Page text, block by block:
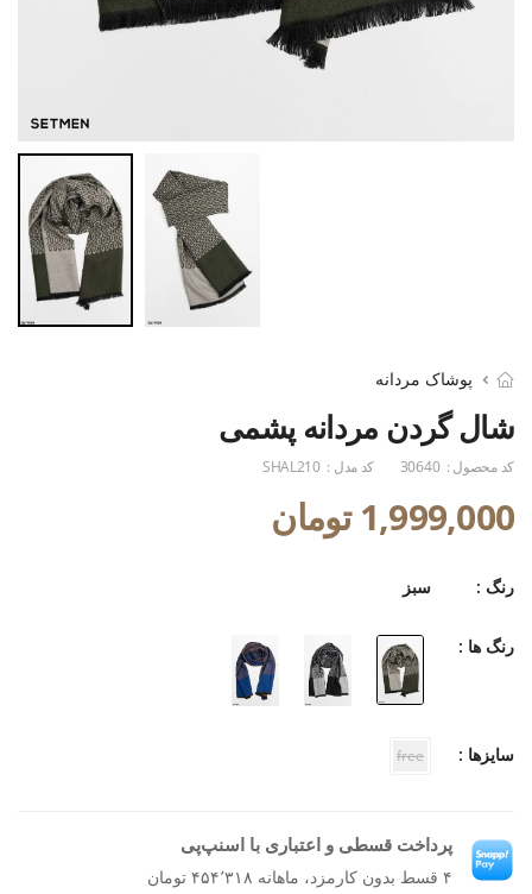
پوشاک مردانه
شال گردن مردانه پشمی
کد محصول : 30640 کد مدل : SHAL210
1,999,000 تومان
رنگ : سبز
رنگ ها :
سایزها : free
پرداخت قسطی و اعتباری با اسنپ‌پی
۴ قسط بدون کارمزد، ماهانه ۴۵۴٬۳۱۸ تومان